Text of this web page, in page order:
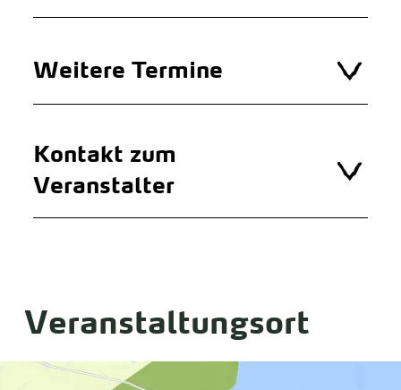
Weitere Termine
Kontakt zum
Veranstalter
Veranstaltungsort